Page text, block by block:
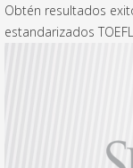
Obtén resultados
estandarizados TOEFL